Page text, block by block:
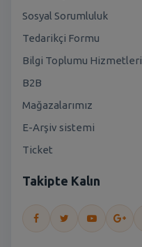
Sosyal Sorumluluk
Tedarikçi Formu
Bilgi Toplumu Hizmetleri
B2B
Mağazalarımız
E-Arşiv sistemi
Ticket
Takipte Kalın